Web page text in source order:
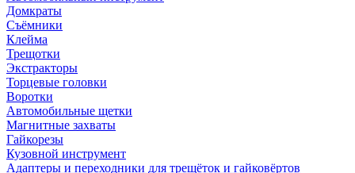
Домкраты
Съёмники
Клейма
Трещотки
Экстракторы
Торцевые головки
Воротки
Автомобильные щетки
Магнитные захваты
Гайкорезы
Кузовной инструмент
Адаптеры и переходники для трещёток и гайковёртов